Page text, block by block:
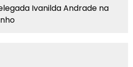
Ivanilda Andrade na